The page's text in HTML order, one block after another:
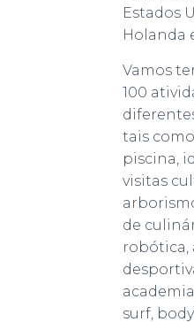
Estados
Holanda
Vamos
100
tais
piscina,
visitas
de
robótica,
surf,